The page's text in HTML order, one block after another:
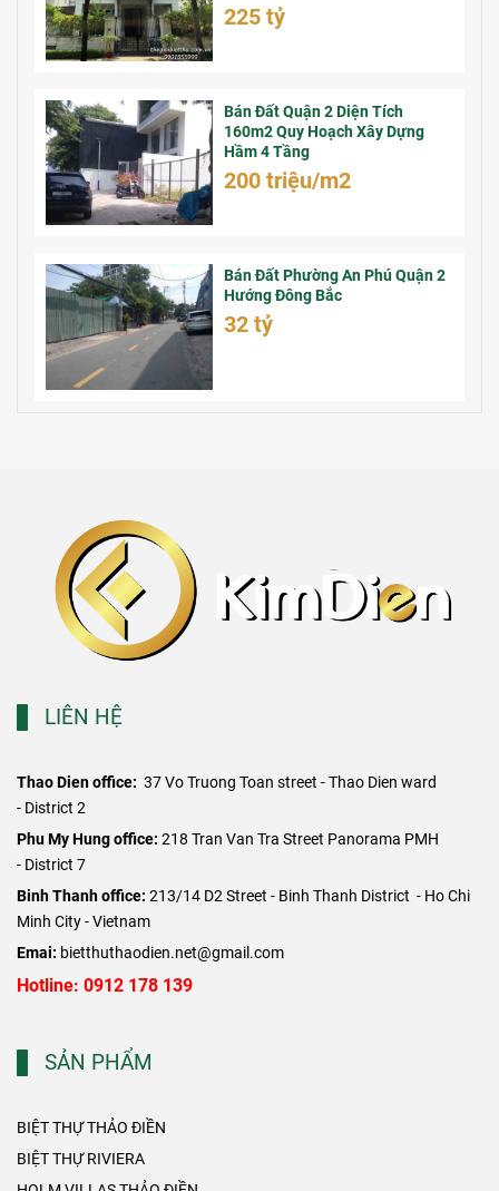
225 tỷ
Bán Đất Quận 2 Diện Tích
160m2 Quy Hoạch Xây Dựng
Hầm 4 Tầng
200 triệu/m2
Bán Đất Phường An Phú Quận 2
Hướng Đông Bắc
32 tỷ
LIÊN HỆ
Thao Dien office: 37 Vo Truong Toan street - Thao Dien ward
- District 2
​Phu My Hung office: 218 Tran Van Tra Street Panorama PMH
- District 7
Binh Thanh office: 213/14 D2 Street - Binh Thanh District - Ho Chi
Minh City - Vietnam
Emai: bietthuthaodien.net@gmail.com
Hotline: 0912 178 139
SẢN PHẨM
BIỆT THỰ THẢO ĐIỀN
BIỆT THỰ RIVIERA